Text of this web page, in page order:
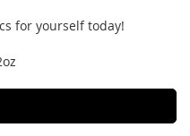
for yourself today!